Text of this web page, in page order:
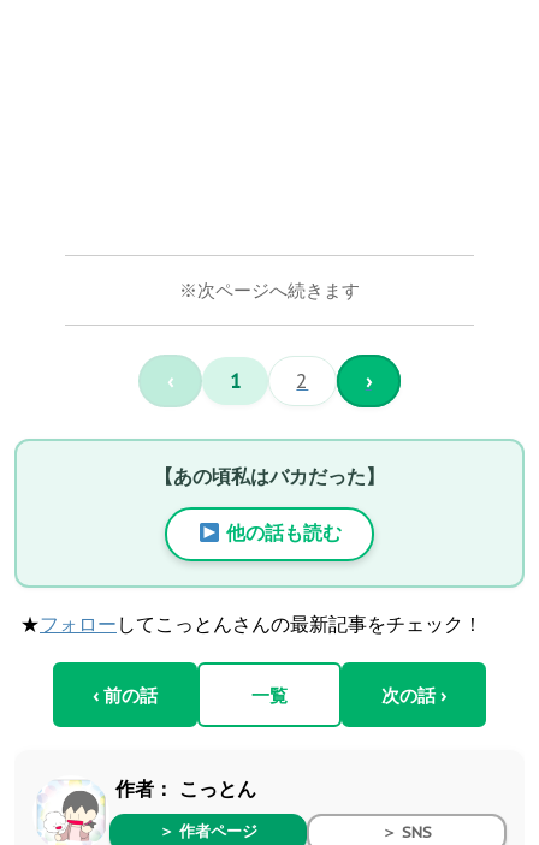
※次ページへ続きます
‹ 1 2 ›
【あの頃私はバカだった】
他の話も読む
★フォロー してこっとんさんの最新記事をチェック！
‹ 前の話 一覧 次の話 ›
作者： こっとん
＞ 作者ページ ＞ SNS